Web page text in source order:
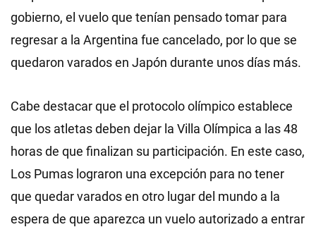
gobierno, el vuelo que tenían pensado tomar para
regresar a la Argentina fue cancelado, por lo que se
quedaron varados en Japón durante unos días más.
Cabe destacar que el protocolo olímpico establece
que los atletas deben dejar la Villa Olímpica a las 48
horas de que finalizan su participación. En este caso,
Los Pumas lograron una excepción para no tener
que quedar varados en otro lugar del mundo a la
espera de que aparezca un vuelo autorizado a entrar